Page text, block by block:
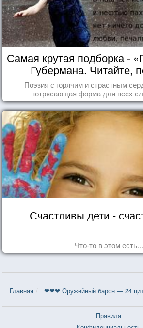
Самая крутая подборка -
Губермана. Читайте,
Поэзия с горячим и страстным
потрясающая форма для всех
Счастливы дети -
Что-то в этом есть...
Главная ❤❤❤ Оружейный барон — 24
Правила